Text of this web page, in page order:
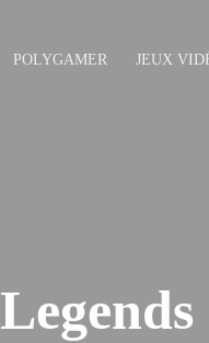
POLYGAMER JEUX